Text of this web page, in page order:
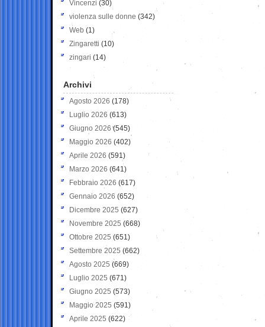
Vincenzi (30)
violenza sulle donne (342)
Web (1)
Zingaretti (10)
zingari (14)
Archivi
Agosto 2026 (178)
Luglio 2026 (613)
Giugno 2026 (545)
Maggio 2026 (402)
Aprile 2026 (591)
Marzo 2026 (641)
Febbraio 2026 (617)
Gennaio 2026 (652)
Dicembre 2025 (627)
Novembre 2025 (668)
Ottobre 2025 (651)
Settembre 2025 (662)
Agosto 2025 (669)
Luglio 2025 (671)
Giugno 2025 (573)
Maggio 2025 (591)
Aprile 2025 (622)